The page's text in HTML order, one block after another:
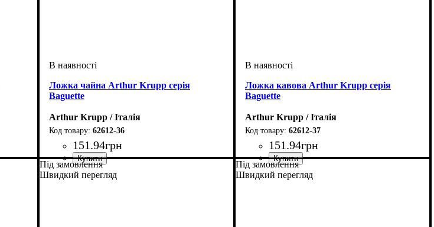
Ложка чайна Arthur Krupp серія
Baguette
Arthur Krupp / Італія
62612-36
151.94грн
Ложка кавова Arthur Krupp серія
Baguette
Arthur Krupp / Італія
62612-37
151.94грн
Під замовлення
Швидкий перегляд
Під замовлення
Швидкий перегляд